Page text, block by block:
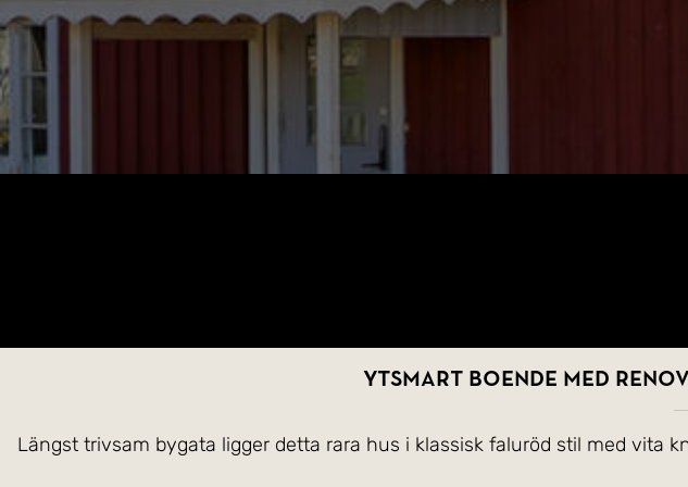
Ytsmart boende med
Längst trivsam bygata ligger detta rara hus i klassisk faluröd stil med vita